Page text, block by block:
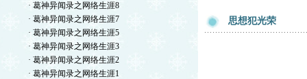
· 葛神异闻录之网络生涯8
· 葛神异闻录之网络生涯7
· 葛神异闻录之网络生涯5
· 葛神异闻录之网络生涯3
· 葛神异闻录之网络生涯2
· 葛神异闻录之网络生涯1
思想犯光荣